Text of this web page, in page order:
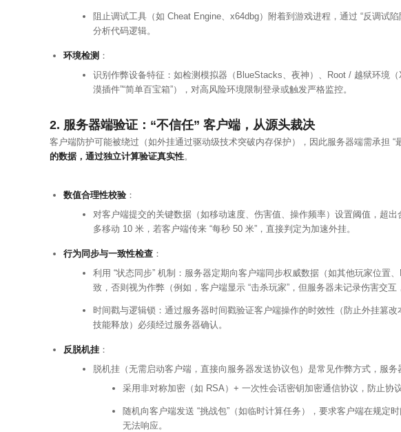
阻止调试工具（如 Cheat Engine、x64dbg）附着到游戏进程，通过 “反调试陷
分析代码逻辑。
环境检测 ：
识别作弊设备特征：如检测模拟器（BlueStacks、夜神）、Root / 越狱环境
漠插件”“简单百宝箱”），对高风险环境限制登录或触发严格监控。
2. 服务器端验证：“不信任” 客户端，从源头裁决
客户端防护可能被绕过（如外挂通过驱动级技术突破内存保护），因此服务器端需承担 “
的数据，通过独立计算验证真实性。
数值合理性校验 ：
对客户端提交的关键数据（如移动速度、伤害值、操作频率）设置阈值，超
多移动 10 米，若客户端传来 “每秒 50 米”，直接判定为加速外挂。
行为同步与一致性检查 ：
利用 “状态同步” 机制：服务器定期向客户端同步权威数据（如其他玩家位置
致，否则视为作弊（例如，客户端显示 “击杀玩家”，但服务器未记录伤害交互
时间戳与逻辑锁：通过服务器时间戳验证客户端操作的时效性（防止外挂篡改
技能释放）必须经过服务器确认。
反脱机挂 ：
脱机挂（无需启动客户端，直接向服务器发送协议包）是常见作弊方式，服务
采用非对称加密（如 RSA）+ 一次性会话密钥加密通信协议，防止协
随机向客户端发送 “挑战包”（如临时计算任务），要求客户端在规定
无法响应。